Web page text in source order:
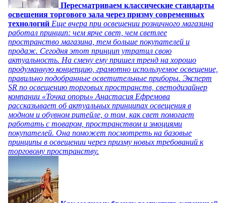
Пересматриваем классические стандарты
освещения торгового зала через призму современных
технологий Еще вчера при освещении розничного магазина
работал принцип: чем ярче свет, чем светлее
пространство магазина, тем больше покупателей и
продаж. Сегодня этот принцип утратил свою
актуальность. На смену ему пришел тренд на хорошо
продуманную концепцию, грамотно используемое освещение,
правильно подобранные осветительные приборы. Эксперт
SR по освещению торговых пространств, светодизайнер
компании «Точка опоры» Анастасия Ефремова
рассказывает об актуальных принципах освещения в
модном и обувном ритейле, о том, как свет помогает
работать с товаром, пространством и эмоциями
покупателей. Она поможет посмотреть на базовые
принципы в освещении через призму новых требований к
торговому пространству.